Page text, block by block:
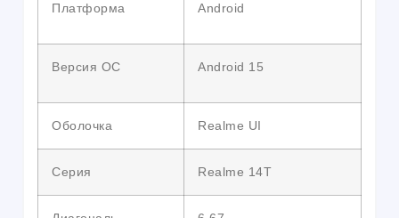
Платформа Android
Версия ОС Android 15
Оболочка Realme UI
Серия Realme 14T